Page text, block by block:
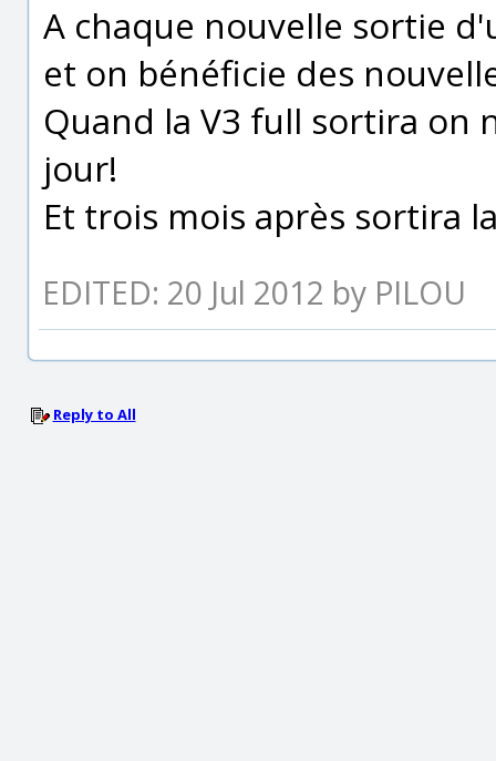
A chaque nouvelle sortie
et on bénéficie des
Quand la V3 full sortira on
jour!
Et trois mois après sortira
EDITED: 20 Jul 2012 by PILOU
Reply to All